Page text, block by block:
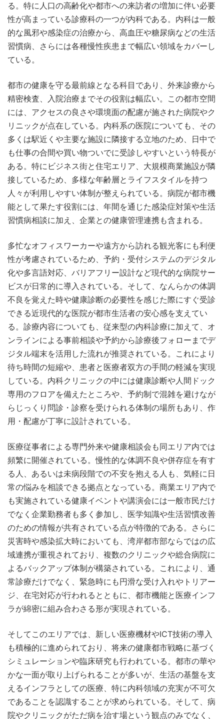
る。特に人口の高齢化や都市への来訪者の増加に伴い必要
性が高まっている診療科の一つが内科である。内科は一般
的な風邪や感染症の治療から、高血圧や糖尿病などの生活
習慣病、さらには各種慢性疾患まで幅広い領域をカバーし
ている。
都市の健康を守る最前線となる科目であり、外来診療から
精密検査、入院治療までその役割は幅広い。この都市空間
には、アクセスの良さや環境面の配慮が施された病院やク
リニックが点在している。内科系の医院についても、その
多くは駅近くや主要な施設に隣接する立地のため、日中で
も仕事の合間や買い物ついでに受診しやすいという特長が
ある。特にビジネス街と住宅エリア、大規模商業施設が隣
接しているため、多様な年齢層とライフスタイルを持つ
人々が利用しやすい体制が整えられている。病院が都市機
能として果たす役割には、年間を通じた感染症対策や生活
習慣病相談に加え、企業との健康管理連携も含まれる。
多忙なオフィスワーカーや遠方から訪れる観光客にも利便
性が考慮されているため、予約・受付システムのデジタル
化や多言語対応、バリアフリー設計など現代的な病院サー
ビスが日常的に導入されている。そして、なんらかの体調
不良を覚えた時や健康診断の必要性を感じた際にすぐ受診
できる近現代的な医院が都市生活者の安心感を支えてい
る。診療内容についても、従来型の内科診療に加えて、オ
ンラインによる事前相談や予約から診療後フォローまでデ
ジタル端末を活用した流れが推奨されている。これにより
待ち時間の短縮や、患者と医療者双方の手間の軽減を実現
している。内科クリニックの中には健康診断や人間ドック
専用のフロアを備えたところや、予約制で混雑を避けなが
らじっくり問診・診察を受けられる体制の場所もあり、作
用・配慮が丁寧に設計されている。
医療従事者による専門外来や健康相談会も同エリア内では
頻繁に開催されている。慢性的な体調不良や併存症を有す
る人、あるいは未病段階での不安を抱える人も、気軽に日
常の悩みを相談できる拠点となっている。商業エリア内で
も実施されている健康イベントや講演会には一般市民だけ
でなく企業勤務者も多く参加し、医学知識や生活習慣改善
のための情報が共有されている点が特徴的である。さらに
災害時や感染拡大時においても、湾岸都市部ならではの広
域連携が重視されており、複数のクリニックや総合病院に
よるバックアップ体制が構築されている。これにより、通
常診療だけでなく、緊急時にも円滑な受け入れやトリアー
ジ、在宅対応が行われるとともに、都市機能と医療インフ
ラが綿密に組み合わさる形が実現されている。
そしてこのエリアでは、新しい医療機材やICT技術の導入
も積極的に進められており、将来の健康都市戦略に基づく
シミュレーションや臨床研究も行われている。都市の華や
かな一面が取り上げられることが多いが、生活の基盤を支
えるインフラとしての医療、特に内科領域の充実が不可欠
であることを認識することが求められている。そして、病
院やクリニックがただ病を治す場という観点のみでなく、